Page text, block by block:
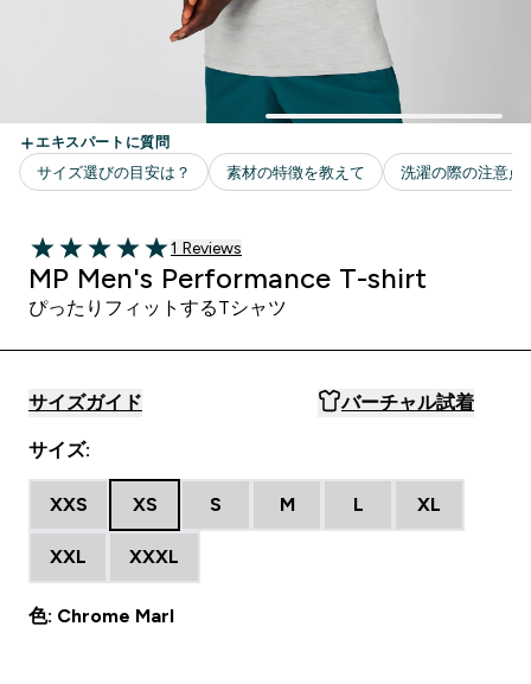
5 out of 5 stars
1 ＋件の口コミ
1 Reviews
MP Men's Performance T-shirt
ぴったりフィットするTシャツ
サイズガイド バーチャル試着
サイズ:
XXS XS S M L XL
XXL XXXL
色: Chrome Marl